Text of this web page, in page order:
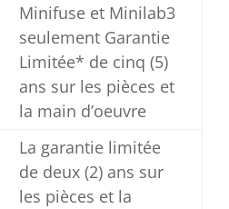
Minifuse et Minilab3
seulement Garantie
Limitée* de cinq (5)
ans sur les pièces et
la main d’oeuvre
La garantie limitée
de deux (2) ans sur
les pièces et la